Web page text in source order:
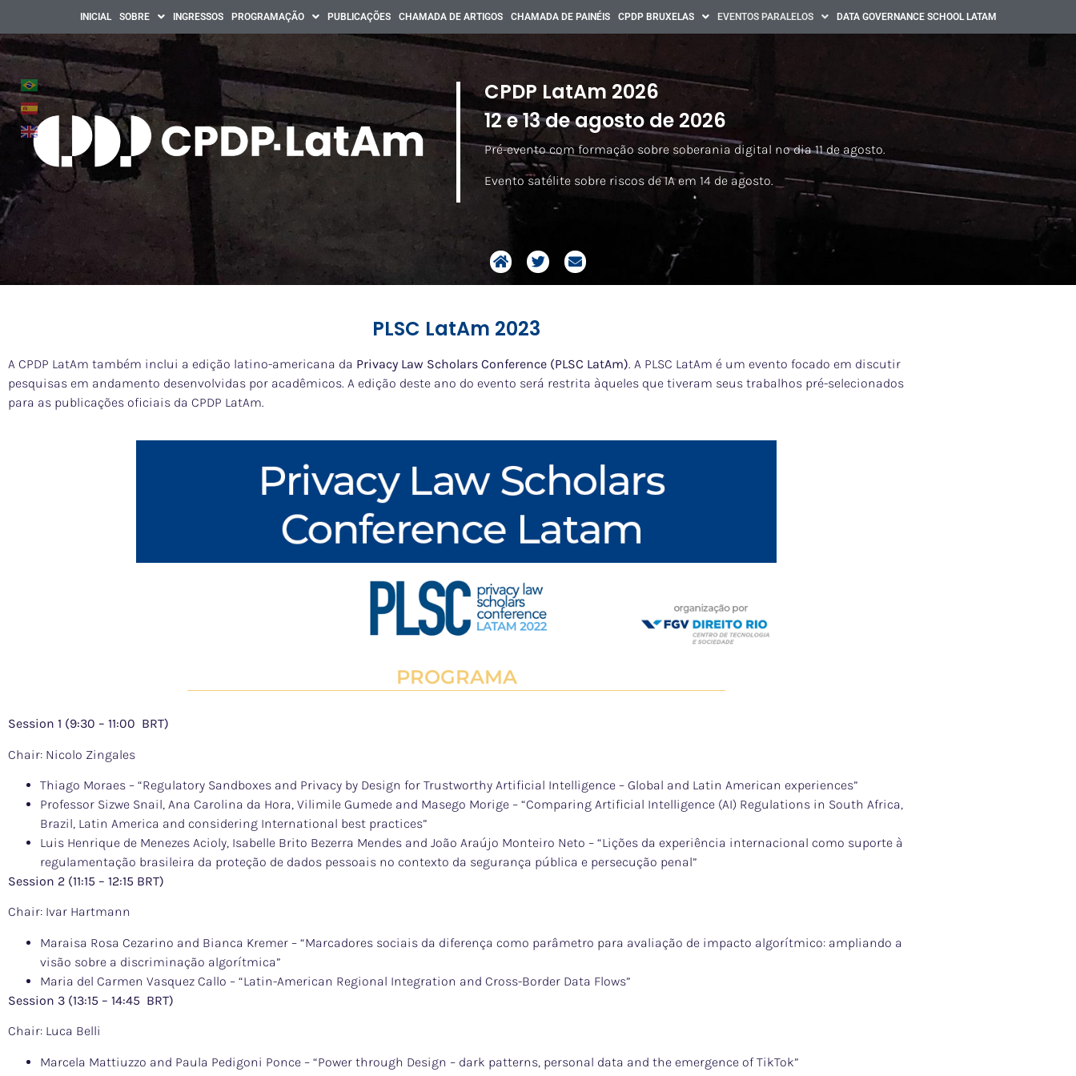
INICIAL SOBRE INGRESSOS PROGRAMAÇÃO PUBLICAÇÕES CHAMADA DE ARTIGOS CHAMADA DE PAINÉIS CPDP BRUXELAS EVENTOS PARALELOS DATA GOVERNANCE SCHOOL LATAM
CPDP LatAm 2026
12 e 13 de agosto de 2026
Pré-evento com formação sobre soberania digital no dia 11 de agosto.
Evento satélite sobre riscos de IA em 14 de agosto.
PLSC LatAm 2023
A CPDP LatAm também inclui a edição latino-americana da Privacy Law Scholars Conference (PLSC LatAm). A PLSC LatAm é um evento focado em discutir
pesquisas em andamento desenvolvidas por acadêmicos. A edição deste ano do evento será restrita àqueles que tiveram seus trabalhos pré-selecionados
para as publicações oficiais da CPDP LatAm.
PROGRAMA
Session 1 (9:30 – 11:00 BRT)
Chair: Nicolo Zingales
Thiago Moraes – “Regulatory Sandboxes and Privacy by Design for Trustworthy Artificial Intelligence – Global and Latin American experiences”
Professor Sizwe Snail, Ana Carolina da Hora, Vilimile Gumede and Masego Morige – “Comparing Artificial Intelligence (AI) Regulations in South Africa,
Brazil, Latin America and considering International best practices”
Luis Henrique de Menezes Acioly, Isabelle Brito Bezerra Mendes and João Araújo Monteiro Neto – “Lições da experiência internacional como suporte à
regulamentação brasileira da proteção de dados pessoais no contexto da segurança pública e persecução penal”
Session 2 (11:15 – 12:15 BRT)
Chair: Ivar Hartmann
Maraisa Rosa Cezarino and Bianca Kremer – “Marcadores sociais da diferença como parâmetro para avaliação de impacto algorítmico: ampliando a
visão sobre a discriminação algorítmica”
Maria del Carmen Vasquez Callo – “Latin-American Regional Integration and Cross-Border Data Flows”
Session 3 (13:15 – 14:45 BRT)
Chair: Luca Belli
Marcela Mattiuzzo and Paula Pedigoni Ponce – “Power through Design – dark patterns, personal data and the emergence of TikTok”